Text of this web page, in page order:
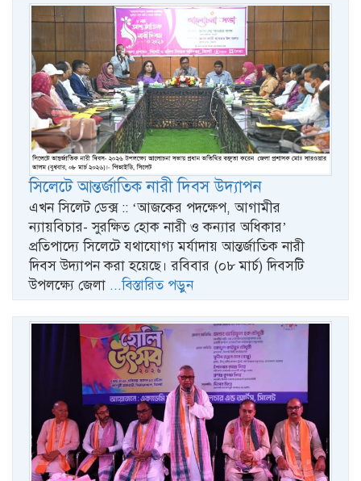
সিলেটে আন্তর্জাতিক নারী দিবস উদ্যাপন
এখন সিলেট ডেক্স :: ‘আজকের পদক্ষেপ, আগামীর
ন্যায়বিচার- সুরক্ষিত হোক নারী ও কন্যার অধিকার’
প্রতিপাদ্যে সিলেটে যথাযোগ্য মর্যাদায় আন্তর্জাতিক নারী
দিবস উদ্যাপন করা হয়েছে। রবিবার (০৮ মার্চ) দিবসটি
উপলক্ষ্যে জেলা ...বিস্তারিত পড়ুন